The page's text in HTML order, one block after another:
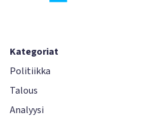
Kategoriat
Politiikka
Talous
Analyysi